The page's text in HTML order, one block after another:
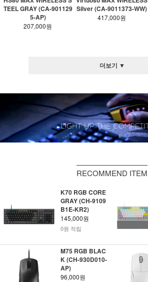
TEEL GRAY (CA-901129
5-AP)
207,000원
Silver (CA-9011373-WW)
417,000원
더보기 ▼
RECOMMEND ITEM
K70 RGB CORE
GRAY (CH-9109
B1E-KR2)
145,000원
0원 적립
M75 RGB BLAC
K (CH-930D010-
AP)
96,000원